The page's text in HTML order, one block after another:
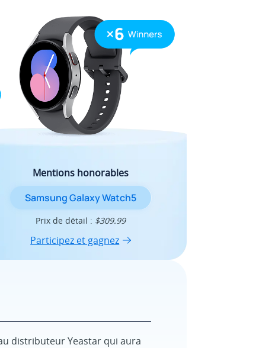
Mentions honorables
Samsung Galaxy Watch5
Prix de détail : $309.99
Participez et gagnez
distributeur Yeastar qui aura